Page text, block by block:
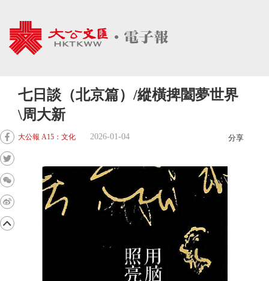
七日談（北京篇）/縱橫捭闔夢世界
\周大新
大公報 A15：文化 2026-01-04 分享